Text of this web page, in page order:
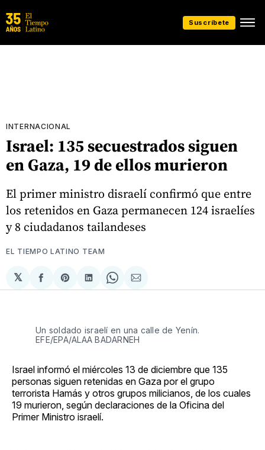
Suscríbete
INTERNACIONAL
Israel: 135 secuestrados siguen
en Gaza, 19 de ellos murieron
El primer ministro disraelí confirmó que entre
los retenidos en Gaza permanecen 124 israelíes
y 8 ciudadanos tailandeses
EL TIEMPO LATINO TEAM
𝕏
Compartir
en
Share
on
Compartir
en
Share
on
Compartir
via
Un soldado israelí en una calle de Yenín.
EFE/EPA/ALAA BADARNEH
Israel informó el miércoles 13 de diciembre que 135
personas siguen retenidas en Gaza por el grupo
terrorista Hamás y otros grupos milicianos, de los cuales
19 murieron, según declaraciones de la Oficina del
Primer Ministro israelí.